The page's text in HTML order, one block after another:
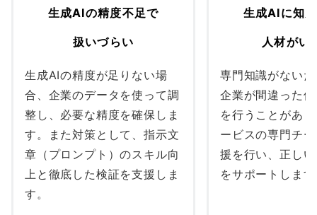
生成AIの精度不足で
扱いづらい
生成AIの精度が足りない場
合、企業のデータを使って調
整し、必要な精度を確保しま
す。また対策として、指示文
章（プロンプト）のスキル向
上と徹底した検証を支援しま
す。
生成AIに知
人材がい
専門知識がない
企業が間違った
を行うことがあ
ービスの専門チ
援を行い、正し
をサポートしま